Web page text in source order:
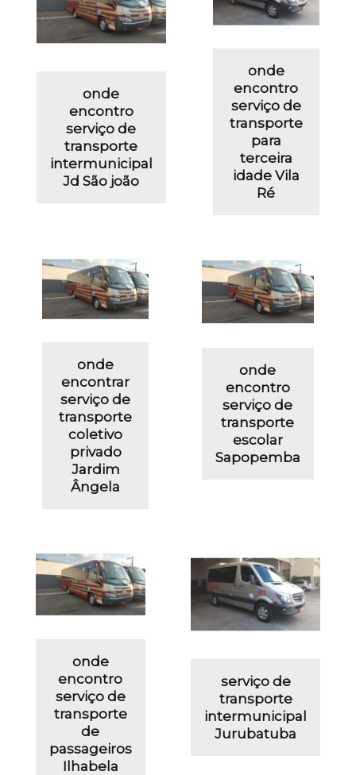
onde
encontro
serviço de
transporte
intermunicipal
Jd São joão
onde
encontro
serviço de
transporte
para
terceira
idade Vila
Ré
onde
encontrar
serviço de
transporte
coletivo
privado
Jardim
Ângela
onde
encontro
serviço de
transporte
escolar
Sapopemba
onde
encontro
serviço de
transporte
de
passageiros
Ilhabela
serviço de
transporte
intermunicipal
Jurubatuba